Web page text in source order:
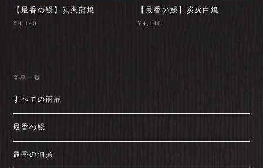
【最香の鰻】炭火蒲焼
¥4,140
【最香の鰻】炭火白焼
¥4,140
商品一覧
すべての商品
最香の鰻
最香の佃煮